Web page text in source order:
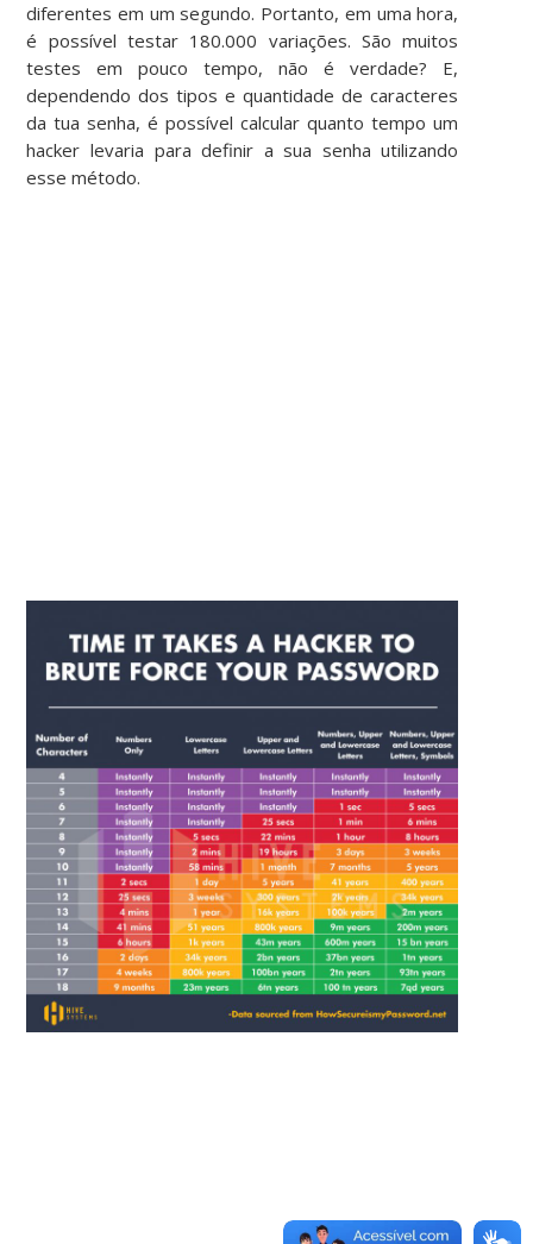
diferentes em um segundo. Portanto, em uma hora,
é possível testar 180.000 variações. São muitos
testes em pouco tempo, não é verdade? E,
dependendo dos tipos e quantidade de caracteres
da tua senha, é possível calcular quanto tempo um
hacker levaria para definir a sua senha utilizando
esse método.